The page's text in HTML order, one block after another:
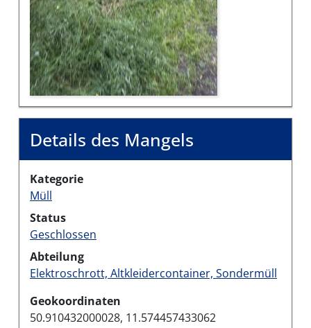
Details des Mangels
Kategorie
Müll
Status
Geschlossen
Abteilung
Elektroschrott, Altkleidercontainer, Sondermüll
Geokoordinaten
50.910432000028, 11.574457433062